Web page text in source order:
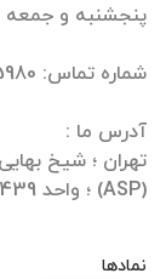
تهران ؛ شیخ
(ASP) ؛ واحد 439 تجاری
نمادها